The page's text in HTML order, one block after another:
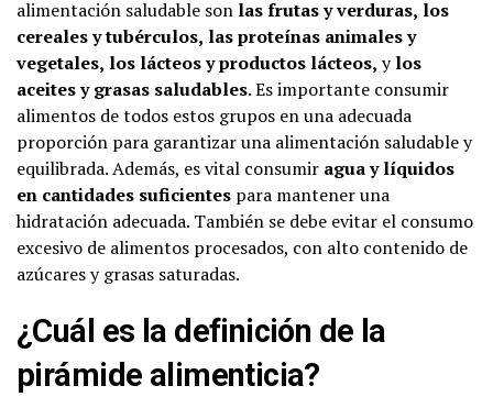
alimentación saludable son las frutas y verduras, los
cereales y tubérculos, las proteínas animales y
vegetales, los lácteos y productos lácteos, ylos
aceites y grasas saludables. Es importante consumir
alimentos de todos estos grupos en una adecuada
proporción para garantizar una alimentación saludable y
equilibrada. Además, es vital consumir agua y líquidos
en cantidades suficientes para mantener una
hidratación adecuada. También se debe evitar el consumo
excesivo de alimentos procesados, con alto contenido de
azúcares y grasas saturadas.
¿Cuál es la definición de la
pirámide alimenticia?